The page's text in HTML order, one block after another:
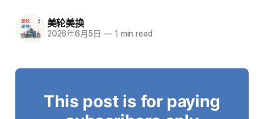
美轮美换
2026年6月5日 —1 min read
This post is for paying